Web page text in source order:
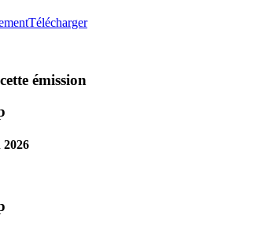
Télécharger
émission